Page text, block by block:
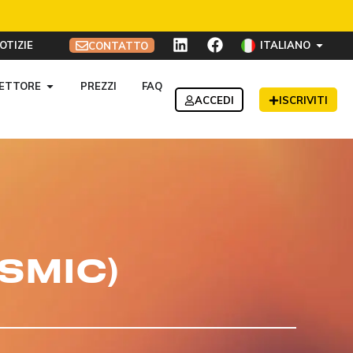
CONTATTO ITALIANO
PREZZI
FAQ
ACCEDI
ISCRIVITI